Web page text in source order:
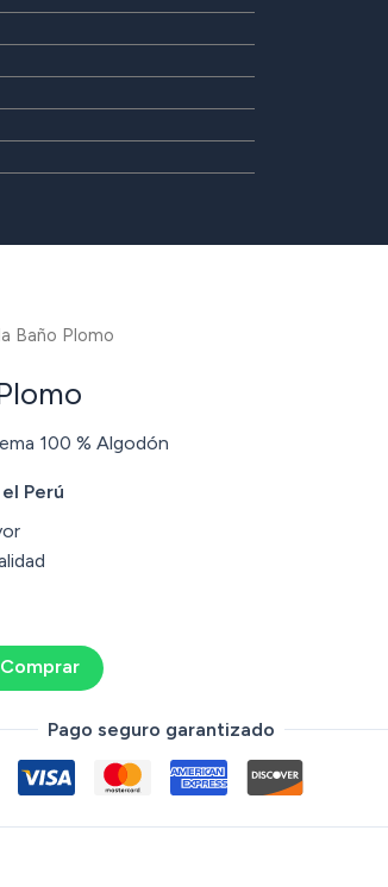
Baño Plomo
100 % Algodón
Perú
Comprar
Pago seguro garantizado